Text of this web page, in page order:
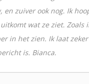
en zuiver ook nog. Ik
wat ze ziet. Zoals
in het zien. Ik laat
is. Bianca.